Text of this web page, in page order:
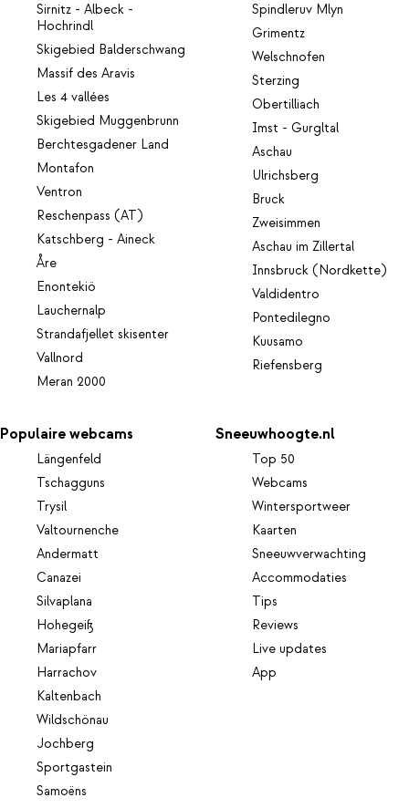
Sirnitz - Albeck -
Hochrindl
Skigebied Balderschwang
Massif des Aravis
Les 4 vallées
Skigebied Muggenbrunn
Berchtesgadener Land
Montafon
Ventron
Reschenpass (AT)
Katschberg - Aineck
Åre
Enontekiö
Lauchernalp
Strandafjellet skisenter
Vallnord
Meran 2000
Spindleruv Mlyn
Grimentz
Welschnofen
Sterzing
Obertilliach
Imst - Gurgltal
Aschau
Ulrichsberg
Bruck
Zweisimmen
Aschau im Zillertal
Innsbruck (Nordkette)
Valdidentro
Pontedilegno
Kuusamo
Riefensberg
Populaire webcams
Längenfeld
Tschagguns
Trysil
Valtournenche
Andermatt
Canazei
Silvaplana
Hohegeiß
Mariapfarr
Harrachov
Kaltenbach
Wildschönau
Jochberg
Sportgastein
Samoëns
Sneeuwhoogte.nl
Top 50
Webcams
Wintersportweer
Kaarten
Sneeuwverwachting
Accommodaties
Tips
Reviews
Live updates
App